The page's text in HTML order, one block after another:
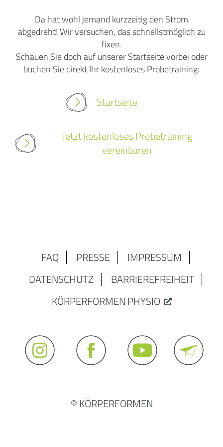
Da hat wohl jemand kurzzeitig den Strom
abgedreht! Wir versuchen, das schnellstmöglich zu
fixen.
Schauen Sie doch auf unserer Startseite vorbei oder
buchen Sie direkt Ihr kostenloses Probetraining:
Startseite
Jetzt kostenloses Probetraining
vereinbaren
FAQ PRESSE
IMPRESSUM
DATENSCHUTZ
BARRIEREFREIHEIT
KÖRPERFORMEN PHYSIO
© KÖRPERFORMEN